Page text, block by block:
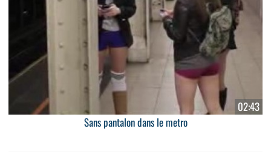
02:43
Sans pantalon dans le metro